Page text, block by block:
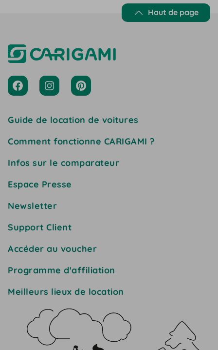
Haut de page
Guide de location de voitures
Comment fonctionne CARIGAMI ?
Infos sur le comparateur
Espace Presse
Newsletter
Support Client
Accéder au voucher
Programme d'affiliation
Meilleurs lieux de location